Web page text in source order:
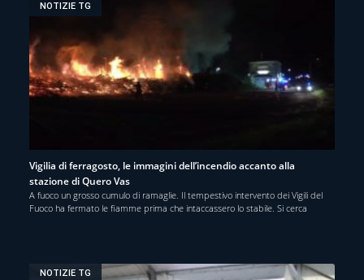
NOTIZIE TG
Vigilia di ferragosto, le immagini dell’incendio accanto alla
stazione di Quero Vas
A fuoco un grosso cumulo di ramaglie. Il tempestivo intervento dei Vigili del
Fuoco ha fermato le fiamme prima che intaccassero lo stabile. Si cerca
NOTIZIE TG